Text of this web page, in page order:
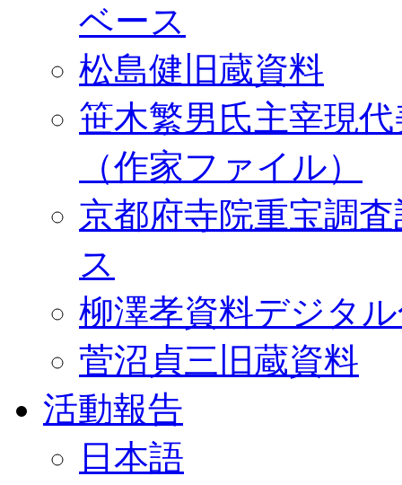
ベース
松島健旧蔵資料
笹木繁男氏主宰現
（作家ファイル）
京都府寺院重宝調
ス
柳澤孝資料デジタ
菅沼貞三旧蔵資料
活動報告
日本語